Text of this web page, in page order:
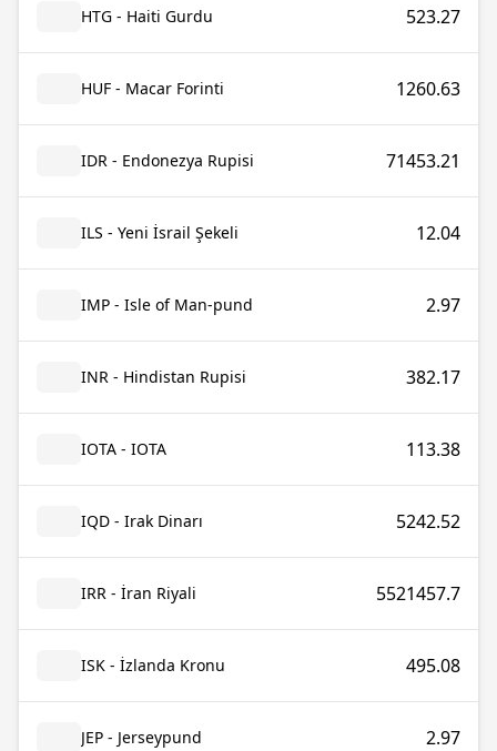
HTG - Haiti Gurdu 523.27
HUF - Macar Forinti 1260.63
IDR - Endonezya Rupisi 71453.21
ILS - Yeni İsrail Şekeli 12.04
IMP - Isle of Man-pund 2.97
INR - Hindistan Rupisi 382.17
IOTA - IOTA 113.38
IQD - Irak Dinarı 5242.52
IRR - İran Riyali 5521457.7
ISK - İzlanda Kronu 495.08
JEP - Jerseypund 2.97